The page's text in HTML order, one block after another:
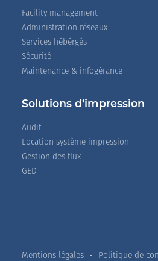
Facility management
Administration réseaux
Services hébérgés
Sécurité
Maintenance & infogérance
Solutions d’impression
Audit
Location système impression
Gestion des flux
GED
Mentions légales Politique de